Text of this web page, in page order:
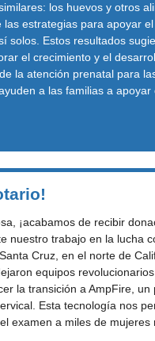
los huevos y otros
estrategias para apoyar el
solos. Estos resultados
el crecimiento y el
la atención prenatal para
a las familias a apoyar
¡acabamos de recibir
nuestro trabajo en la lucha
Cruz, en el norte de
equipos
la transición a AmpFire,
Esta tecnología nos
examen a miles de mujeres